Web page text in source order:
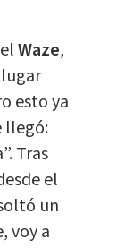
Waze,
esto ya
llegó:
Tras
el
un
voy a